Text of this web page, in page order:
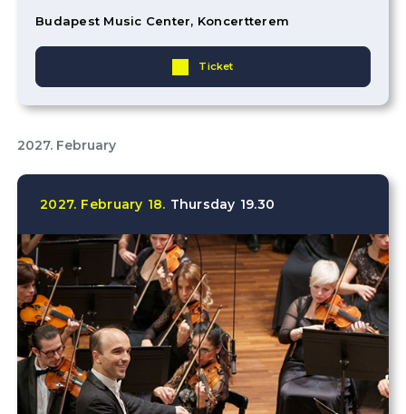
Budapest Music Center, Koncertterem
Ticket
2027. February
2027. February 18. Thursday 19.30